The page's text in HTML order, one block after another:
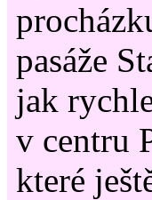
pasáže
jak
v centru
které